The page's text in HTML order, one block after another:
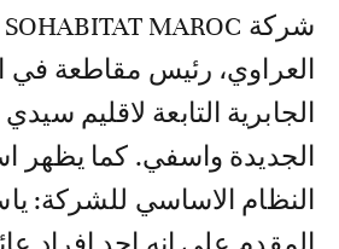
العراوي، رئيس مقاطعة في
الجابرية التابعة لاقليم سيدي
الجديدة واسفي. كما يظهر
النظام الاساسي للشركة: